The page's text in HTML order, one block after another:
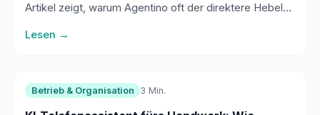
Artikel zeigt, warum Agentino oft der direktere Hebel
Lesen →
Betrieb & Organisation 3 Min.